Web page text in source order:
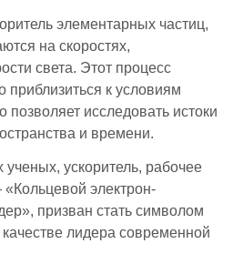
элементарных частиц,
на скоростях,
света. Этот процесс
приблизиться к условиям
позволяет исследовать истоки
и времени.
ускоритель, рабочее
электрон-
призван стать символом
лидера современной